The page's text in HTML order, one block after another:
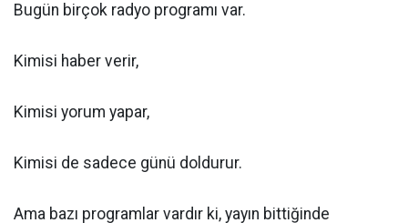
Bugün birçok radyo programı var.
Kimisi haber verir,
Kimisi yorum yapar,
Kimisi de sadece günü doldurur.
Ama bazı programlar vardır ki, yayın bittiğinde